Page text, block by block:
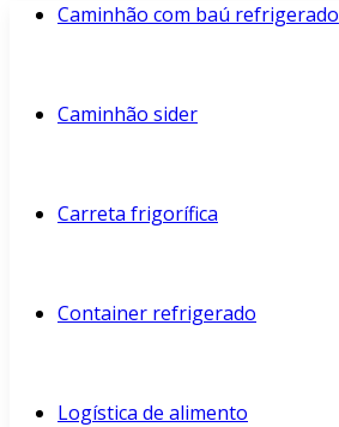
Caminhão com baú refrigerado
Caminhão sider
Carreta frigorífica
Container refrigerado
Logística de alimento